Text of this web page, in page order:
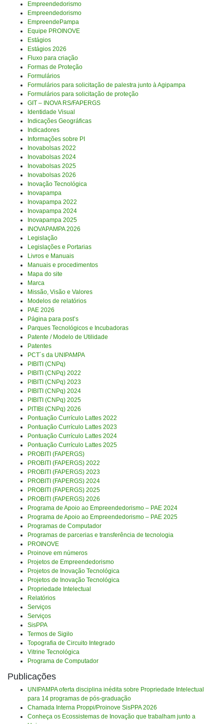
Empreendedorismo
Empreendedorismo
EmpreendePampa
Equipe PROINOVE
Estágios
Estágios 2026
Fluxo para criação
Formas de Proteção
Formulários
Formulários para solicitação de palestra junto à Agipampa
Formulários para solicitação de proteção
GIT – INOVA RS/FAPERGS
Identidade Visual
Indicações Geográficas
Indicadores
Informações sobre PI
Inovabolsas 2022
Inovabolsas 2024
Inovabolsas 2025
Inovabolsas 2026
Inovação Tecnológica
Inovapampa
Inovapampa 2022
Inovapampa 2024
Inovapampa 2025
INOVAPAMPA 2026
Legislação
Legislações e Portarias
Livros e Manuais
Manuais e procedimentos
Mapa do site
Marca
Missão, Visão e Valores
Modelos de relatórios
PAE 2026
Página para post’s
Parques Tecnológicos e Incubadoras
Patente / Modelo de Utilidade
Patentes
PCT´s da UNIPAMPA
PIBITI (CNPq)
PIBITI (CNPq) 2022
PIBITI (CNPq) 2023
PIBITI (CNPq) 2024
PIBITI (CNPq) 2025
PITIBI (CNPq) 2026
Pontuação Currículo Lattes 2022
Pontuação Currículo Lattes 2023
Pontuação Currículo Lattes 2024
Pontuação Currículo Lattes 2025
PROBITI (FAPERGS)
PROBITI (FAPERGS) 2022
PROBITI (FAPERGS) 2023
PROBITI (FAPERGS) 2024
PROBITI (FAPERGS) 2025
PROBITI (FAPERGS) 2026
Programa de Apoio ao Empreendedorismo – PAE 2024
Programa de Apoio ao Empreendedorismo – PAE 2025
Programas de Computador
Programas de parcerias e transferência de tecnologia
PROINOVE
Proinove em números
Projetos de Empreendedorismo
Projetos de Inovação Tecnológica
Projetos de Inovação Tecnológica
Propriedade Intelectual
Relatórios
Serviços
Serviços
SisPPA
Termos de Sigilo
Topografia de Circuito Integrado
Vitrine Tecnológica
Programa de Computador
Publicações
UNIPAMPA oferta disciplina inédita sobre Propriedade Intelectual
para 14 programas de pós-graduação
Chamada Interna Proppi/Proinove SisPPA 2026
Conheça os Ecossistemas de Inovação que trabalham junto a